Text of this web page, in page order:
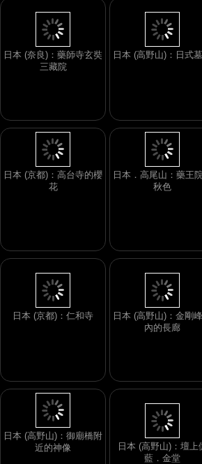
日本 (奈良)：藥師寺玄奘
三藏院
日本 (高野山)：日式
日本 (京都)：高台寺的櫻
花
日本．高尾山：藥王
秋色
日本 (京都)：仁和寺
日本 (高野山)：金剛
內的長廊
日本 (高野山)：御廟橋附
近的神像
日本 (高野山)：壇上
藍．金堂